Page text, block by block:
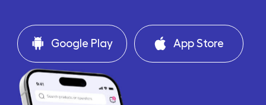
Google Play App Store